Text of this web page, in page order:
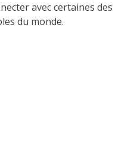
avec certaines des
du monde.